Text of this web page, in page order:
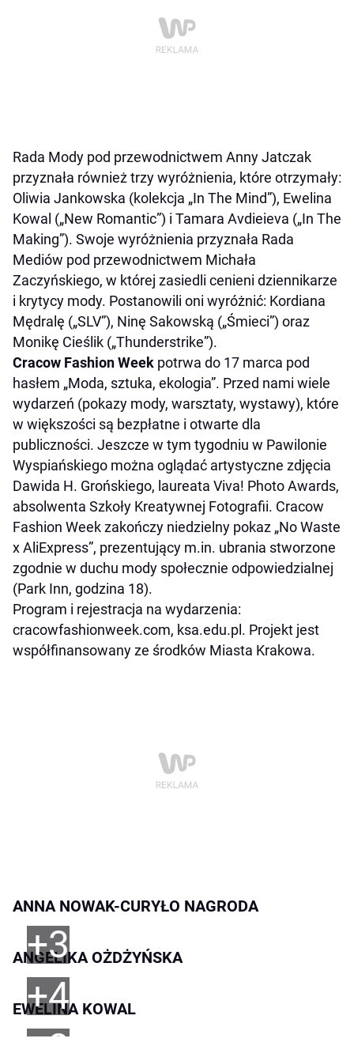
Rada Mody pod przewodnictwem Anny Jatczak
przyznała również trzy wyróżnienia, które otrzymały:
Oliwia Jankowska (kolekcja „In The Mind”), Ewelina
Kowal („New Romantic”) i Tamara Avdieieva („In The
Making”). Swoje wyróżnienia przyznała Rada
Mediów pod przewodnictwem Michała
Zaczyńskiego, w której zasiedli cenieni dziennikarze
i krytycy mody. Postanowili oni wyróżnić: Kordiana
Mędralę („SLV”), Ninę Sakowską („Śmieci”) oraz
Monikę Cieślik („Thunderstrike”).
Cracow Fashion Week potrwa do 17 marca pod
hasłem „Moda, sztuka, ekologia”. Przed nami wiele
wydarzeń (pokazy mody, warsztaty, wystawy), które
w większości są bezpłatne i otwarte dla
publiczności. Jeszcze w tym tygodniu w Pawilonie
Wyspiańskiego można oglądać artystyczne zdjęcia
Dawida H. Grońskiego, laureata Viva! Photo Awards,
absolwenta Szkoły Kreatywnej Fotografii. Cracow
Fashion Week zakończy niedzielny pokaz „No Waste
x AliExpress”, prezentujący m.in. ubrania stworzone
zgodnie w duchu mody społecznie odpowiedzialnej
(Park Inn, godzina 18).
Program i rejestracja na wydarzenia:
cracowfashionweek.com, ksa.edu.pl. Projekt jest
współfinansowany ze środków Miasta Krakowa.
ANNA NOWAK-CURYŁO NAGRODA
+3
ANGELIKA OŻDŻYŃSKA
+4
EWELINA KOWAL